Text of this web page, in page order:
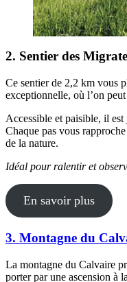
2. Sentier des
Ce sentier de 2,2 km vous
exceptionnelle, où l’on
Accessible et paisible, il
Chaque pas vous
de la nature.
Idéal pour ralentir et
En savoir plus
3. Montagne du
La montagne du Calvaire
porter par une ascension à